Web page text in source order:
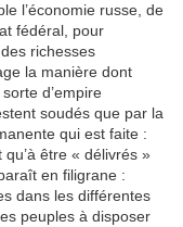
l’économie russe, de
fédéral, pour
richesses
la manière dont
d’empire
soudés que par la
qui est faite :
être « délivrés »
en filigrane :
dans les différentes
peuples à disposer